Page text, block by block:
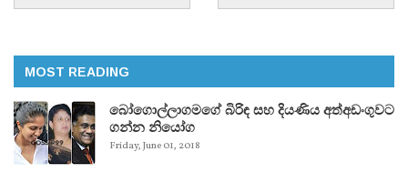
MOST READING
බෝගොල්ලාගමගේ බිරිඳ සහ දියණිය අත්අඩංගුවට
ගන්න නියෝග
Friday, June 01, 2018